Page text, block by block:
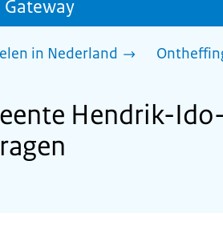
in Nederland
Hendrik-